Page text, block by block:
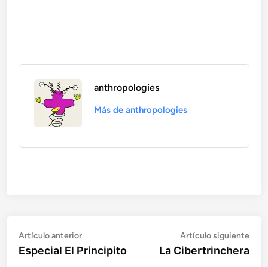
anthropologies
Más de anthropologies
Navegación
de
Artículo anteriorArtículo
anterior:
Especial El Principito
Artículo siguiente
La Cibertrinchera